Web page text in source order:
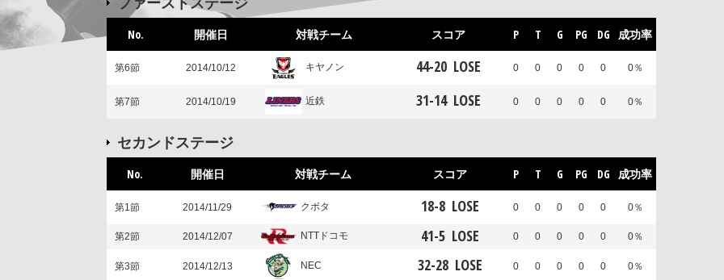
No. 開催日 対戦チーム スコア P T G PG DG 成功率
第6節 2014/10/12 キヤノン 44-20 LOSE 0 0 0 0 0 0％
第7節 2014/10/19 近鉄 31-14 LOSE 0 0 0 0 0 0％
セカンドステージ
No. 開催日 対戦チーム スコア P T G PG DG 成功率
第1節 2014/11/29 クボタ 18-8 LOSE 0 0 0 0 0 0％
第2節 2014/12/07 NTTドコモ 41-5 LOSE 0 0 0 0 0 0％
第3節 2014/12/13 NEC 32-28 LOSE 0 0 0 0 0 0％